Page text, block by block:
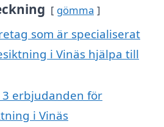
gömma
som är specialiserat
i Vinäs hjälpa till
erbjudanden för
i Vinäs